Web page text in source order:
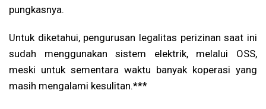
pungkasnya.
Untuk diketahui, pengurusan legalitas perizinan saat ini
sudah menggunakan sistem elektrik, melalui OSS,
meski untuk sementara waktu banyak koperasi yang
masih mengalami kesulitan.***